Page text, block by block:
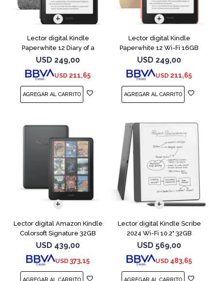
Lector digital Kindle
Paperwhite 12 Diary of a
Wimpy
USD 249,00
USD 211,65
Lector digital Kindle
Paperwhite 12 Wi-Fi 16GB
Starfish
USD 249,00
USD 211,65
Lector digital Amazon Kindle
Colorsoft Signature 32GB
Negro
USD 439,00
USD 373,15
Lector digital Kindle Scribe
2024 Wi-Fi 10.2" 32GB
Tungsten
USD 569,00
USD 483,65